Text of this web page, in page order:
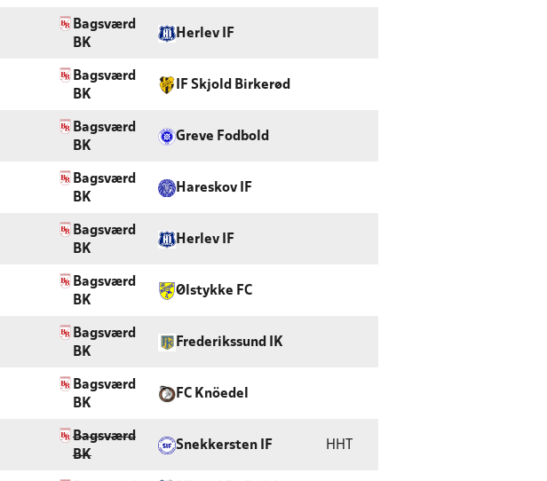
Bagsværd
BK
Herlev IF
Bagsværd
BK
IF Skjold Birkerød
Bagsværd
BK
Greve Fodbold
Bagsværd
BK
Hareskov IF
Bagsværd
BK
Herlev IF
Bagsværd
BK
Ølstykke FC
Bagsværd
BK
Frederikssund IK
Bagsværd
BK
FC Knöedel
Bagsværd
BK
Snekkersten IF HHT